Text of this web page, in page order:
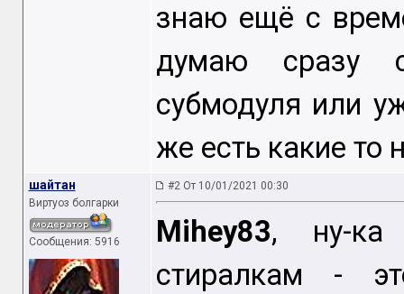
знаю ещё с
думаю сразу
субмодуля или
же есть какие
шайтан
Виртуоз болгарки
Сообщения: 5916
#2 От 10/01/2021 00:30
Mihey83, ну-ка
стиралкам -